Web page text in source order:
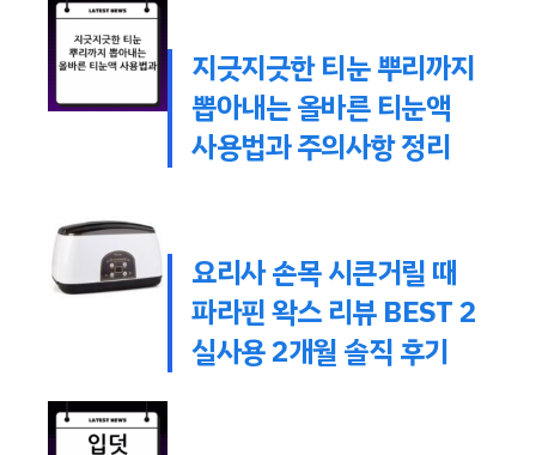
지긋지긋한 티눈 뿌리까지
뽑아내는 올바른 티눈액
사용법과 주의사항 정리
요리사 손목 시큰거릴 때
파라핀 왁스 리뷰 BEST 2
실사용 2개월 솔직 후기